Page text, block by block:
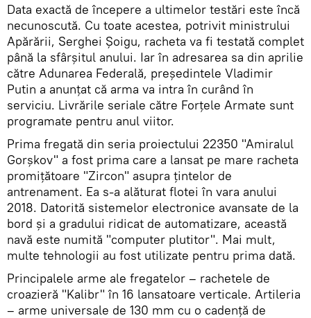
Data exactă de începere a ultimelor testări este încă
necunoscută. Cu toate acestea, potrivit ministrului
Apărării, Serghei Șoigu, racheta va fi testată complet
până la sfârșitul anului. Iar în adresarea sa din aprilie
către Adunarea Federală, președintele Vladimir
Putin a anunțat că arma va intra în curând în
serviciu. Livrările seriale către Forțele Armate sunt
programate pentru anul viitor.
Prima fregată din seria proiectului 22350 "Amiralul
Gorșkov" a fost prima care a lansat pe mare racheta
promițătoare "Zircon" asupra țintelor de
antrenament. Ea s-a alăturat flotei în vara anului
2018. Datorită sistemelor electronice avansate de la
bord și a gradului ridicat de automatizare, această
navă este numită "computer plutitor". Mai mult,
multe tehnologii au fost utilizate pentru prima dată.
Principalele arme ale fregatelor – rachetele de
croazieră "Kalibr" în 16 lansatoare verticale. Artileria
– arme universale de 130 mm cu o cadență de